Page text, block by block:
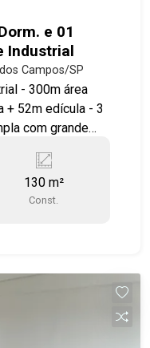
e 01
Industrial
Campos/SP
+ 52m edícula - 3
no Parque
e 2
próximo ao
dos Campos,
130 m²
Const.